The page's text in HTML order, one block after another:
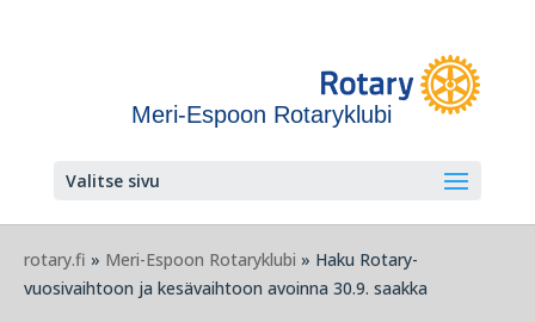
Meri-Espoon Rotaryklubi
Valitse sivu
rotary.fi » Meri-Espoon Rotaryklubi » Haku Rotary-
vuosivaihtoon ja kesävaihtoon avoinna 30.9. saakka